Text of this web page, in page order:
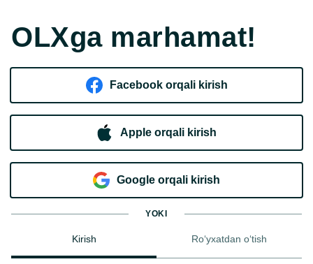
OLXga marhamat!
Facebook orqali kirish​
Apple orqali kirish
Goo​g​le orqali kirish
YOKI
Kirish Ro‘yxatdan o‘tish